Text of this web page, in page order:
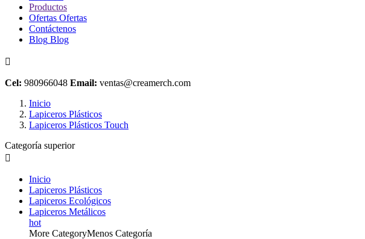
Productos
Ofertas Ofertas
Contáctenos
Blog Blog

Cel: 980966048 Email: ventas@creamerch.com
Inicio
Lapiceros Plásticos
Lapiceros Plásticos Touch
Categoría superior

Inicio
Lapiceros Plásticos
Lapiceros Ecológicos
Lapiceros Metálicos
hot
More CategoryMenos Categoría